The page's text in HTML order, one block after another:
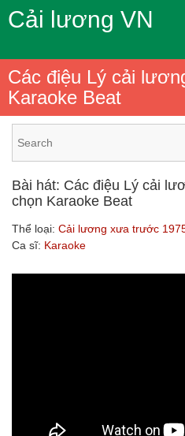
Cải lương VN
Các điệu Lý cải
Karaoke Beat
Bài hát: Các điệu Lý cải
chọn Karaoke Beat
Thể loại: Cải lương xưa trước
Ca sĩ: Karaoke